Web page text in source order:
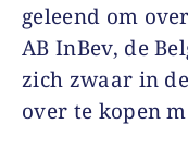
geleend om
AB InBev, de
zich zwaar in
over te kopen